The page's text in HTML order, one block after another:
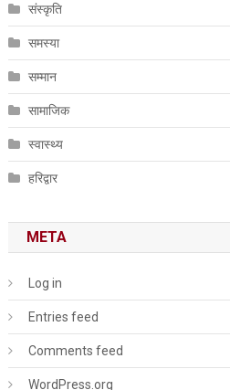
संस्कृति
समस्या
सम्मान
सामाजिक
स्वास्थ्य
हरिद्वार
META
Log in
Entries feed
Comments feed
WordPress.org